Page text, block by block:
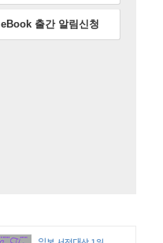
eBook 출간 알림신청